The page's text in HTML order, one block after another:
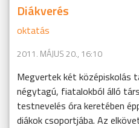
Diákverés
oktatás
2011. MÁJUS 20., 16:10
Megvertek két középiskolás
négytagú, fiatalokból álló
testnevelés óra keretében
diákok csoportjába. Az